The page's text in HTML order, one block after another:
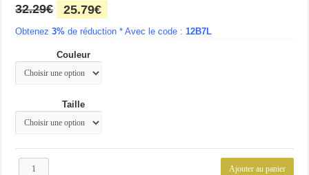
32.29€
Le
prix
initial
32.29€.
25.79€
prix
actuel
Obtenez3% de réduction * Avec le code :12B7L
Couleur
Taille
quantité
Ajouter au panier